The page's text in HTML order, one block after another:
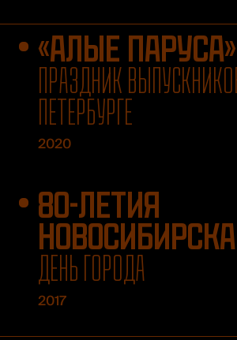
«АЛЫЕ
ПРАЗДНИК
ПЕТЕРБУРГЕ
2020
80-ЛЕТИЯ
НОВОСИБИРСКА
ДЕНЬ ГОРОДА
2017